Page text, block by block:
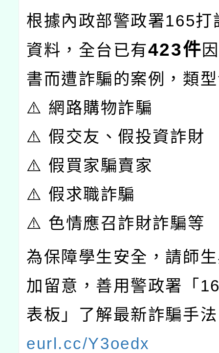
根據內政部警政署165打
資料，全台已有423件
書而遭詐騙的案例，類
⚠️ 網路購物詐騙
⚠️ 假交友、假投資詐財
⚠️ 假買家騙賣家
⚠️ 假求職詐騙
⚠️ 色情應召詐財詐騙等
為保障學生安全，請師
加留意，善用警政署「
表板」了解最新詐騙手
eurl.cc/Y3oedx